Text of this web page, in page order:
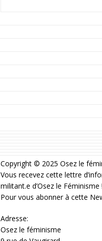
Copyright © 2025 Osez le
Vous recevez cette lettre
militant.e d’Osez le Féminisme !
Pour vous abonner à cette
Adresse:
Osez le féminisme